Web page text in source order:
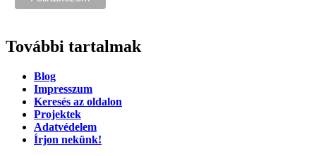
További tartalmak
Blog
Impresszum
Keresés az oldalon
Projektek
Adatvédelem
Írjon nekünk!